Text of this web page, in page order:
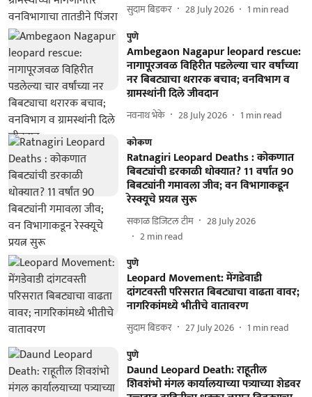
सुदाम बिडकर 28 July 2026 1 min read
पुणे
Ambegaon Nagapur leopard rescue:
नागापूरजवळ विहिरीत पडलेल्या चार वर्षांच्या
नर बिबट्याचा थरारक बचाव; वनविभाग व
ग्रामस्थांनी दिले जीवदान
नवनाथ भेके 28 July 2026 1 min read
कोकण
Ratnagiri Leopard Deaths : कोकणात
बिबट्यांची डरकाळी धोक्यात? 11 वर्षांत 90
बिबट्यांनी गमावला जीव; वन विभागाकडून
रेस्क्यूचे प्रयत्न सुरू
सकाळ डिजिटल टीम
28 July 2026
2min read
पुणे
Leopard Movement: मेंगडेवाडी
दांगटवस्ती परिसरात बिबट्याचा वाढता वावर;
नागरिकांमध्ये भीतीचे वातावरण
सुदाम बिडकर 27 July 2026 1 min read
पुणे
Daund Leopard Death: राहूतील
शिवशंभो मंगल कार्यालयाच्या पत्र्याच्या शेडवर